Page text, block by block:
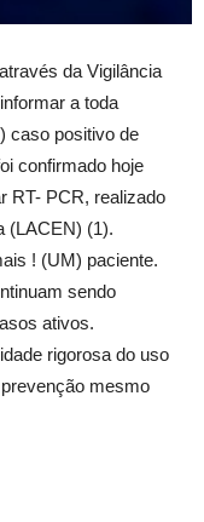
da Vigilância
a toda
caso positivo de
confirmado hoje
RT- PCR, realizado
(LACEN) (1).
! (UM) paciente.
sendo
ativos.
rigorosa do uso
mesmo